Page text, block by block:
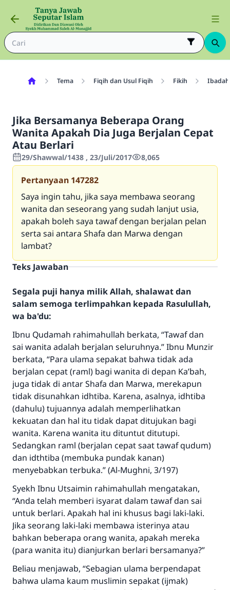
Tema Fiqih dan Usul Fiqih Fikih
Jika Bersamanya Beberapa Orang
Wanita Apakah Dia Juga Berjalan Cepat
Atau Berlari
29/Shawwal/1438 , 23/Juli/2017 8,065
Pertanyaan 147282
Saya ingin tahu, jika saya membawa seorang
wanita dan seseorang yang sudah lanjut usia,
apakah boleh saya tawaf dengan berjalan pelan
serta sai antara Shafa dan Marwa dengan
lambat?
Teks Jawaban
Segala puji hanya milik Allah, shalawat dan
salam semoga terlimpahkan kepada Rasulullah,
wa ba'du:
Ibnu Qudamah rahimahullah berkata, “Tawaf dan
sai wanita adalah berjalan seluruhnya.” Ibnu Munzir
berkata, “Para ulama sepakat bahwa tidak ada
berjalan cepat (raml) bagi wanita di depan Ka’bah,
juga tidak di antar Shafa dan Marwa, merekapun
tidak disunahkan idhtiba. Karena, asalnya, idhtiba
(dahulu) tujuannya adalah memperlihatkan
kekuatan dan hal itu tidak dapat ditujukan bagi
wanita. Karena wanita itu dituntut ditutupi.
Sedangkan raml (berjalan cepat saat tawaf qudum)
dan idthtiba (membuka pundak kanan)
menyebabkan terbuka.” (Al-Mughni, 3/197)
Syekh Ibnu Utsaimin rahimahullah mengatakan,
“Anda telah memberi isyarat dalam tawaf dan sai
untuk berlari. Apakah hal ini khusus bagi laki-laki.
Jika seorang laki-laki membawa isterinya atau
bahkan beberapa orang wanita, apakah mereka
(para wanita itu) dianjurkan berlari bersamanya?”
Beliau menjawab, “Sebagian ulama berpendapat
bahwa ulama kaum muslimin sepakat (ijmak)